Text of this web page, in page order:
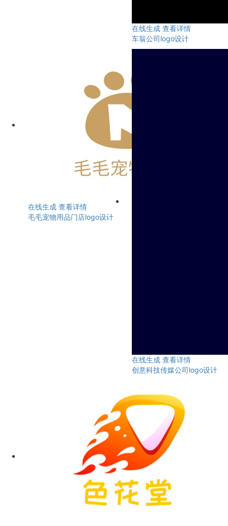
在线生成 查看详情
车翁公司logo设计
在线生成 查看详情
毛毛宠物用品门店logo设计
在线生成 查看详情
创意科技传媒公司logo设计